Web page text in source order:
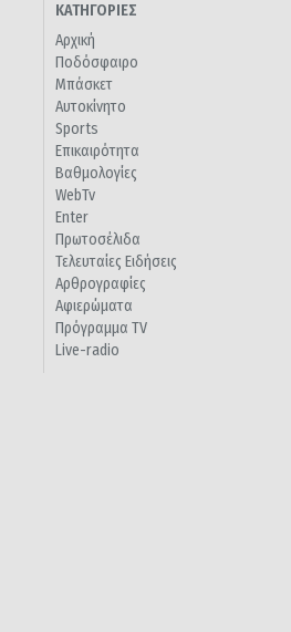
ΚΑΤΗΓΟΡΙΕΣ
Αρχική
Ποδόσφαιρο
Μπάσκετ
Αυτοκίνητο
Sports
Επικαιρότητα
Βαθμολογίες
WebTv
Enter
Πρωτοσέλιδα
Τελευταίες Ειδήσεις
Αρθρογραφίες
Αφιερώματα
Πρόγραμμα TV
Live-radio